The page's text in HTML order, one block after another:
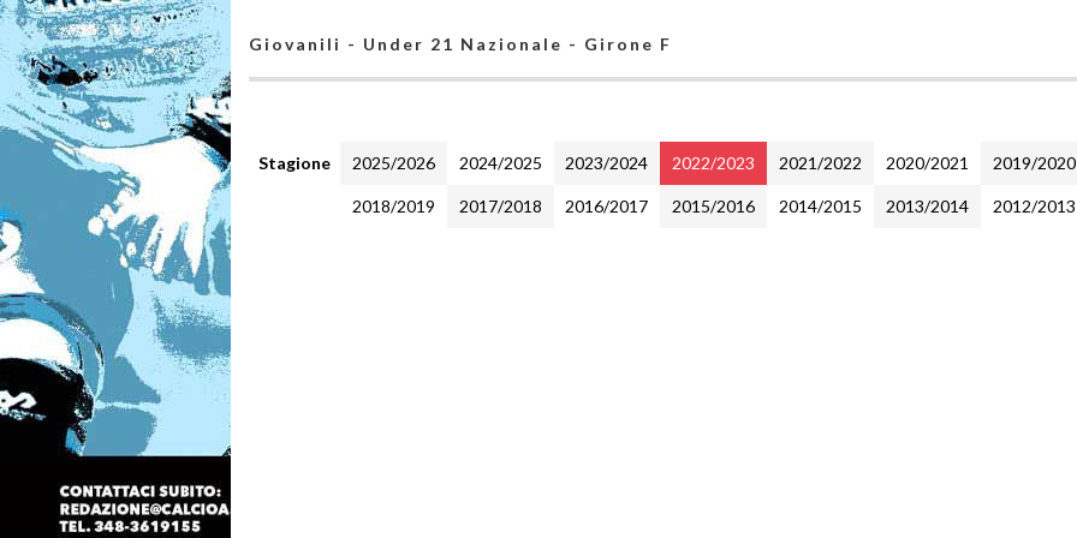
Giovanili - Under 21 Nazionale - Girone F
Stagione 2025/2026 2024/2025 2023/2024 2022/2023 2021/2022 2020/2021 2019/2020
2018/2019 2017/2018 2016/2017 2015/2016 2014/2015 2013/2014 2012/2013